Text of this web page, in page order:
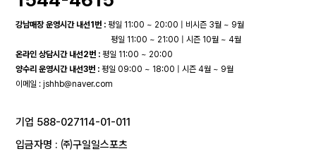
강남매장 운영시간 내선1번 : 평일 11:00 ~ 20:00 | 비시즌 3월 ~ 9월
평일 11:00 ~ 21:00 | 시즌 10월 ~ 4월
온라인 상담시간 내선2번 : 평일 11:00 ~ 20:00
양수리 운영시간 내선3번 : 평일 09:00 ~ 18:00 | 시즌 4월 ~ 9월
이메일 :jshhb@naver.com
기업 588-027114-01-011
입금자명 : ㈜구일일스포츠